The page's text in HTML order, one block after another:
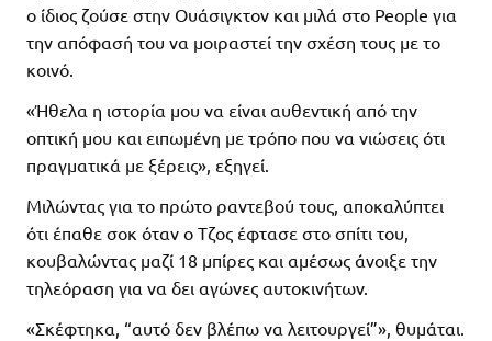
ο ίδιος ζούσε στην Ουάσιγκτον και μιλά στο People για
την απόφασή του να μοιραστεί την σχέση τους με το
κοινό.
«Ήθελα η ιστορία μου να είναι αυθεντική από την
οπτική μου και ειπωμένη με τρόπο που να νιώσεις ότι
πραγματικά με ξέρεις», εξηγεί.
Μιλώντας για το πρώτο ραντεβού τους, αποκαλύπτει
ότι έπαθε σοκ όταν ο Τζος έφτασε στο σπίτι του,
κουβαλώντας μαζί 18 μπίρες και αμέσως άνοιξε την
τηλεόραση για να δει αγώνες αυτοκινήτων.
«Σκέφτηκα, “αυτό δεν βλέπω να λειτουργεί”», θυμάται.